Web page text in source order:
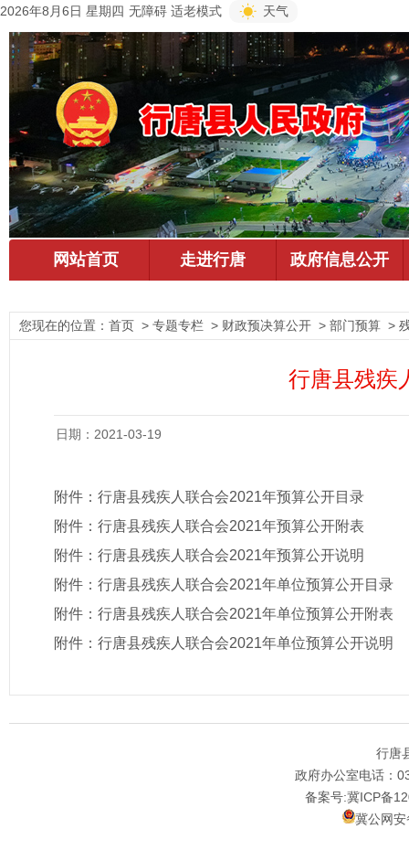
2026年8月6日 星期四 无障碍 适老模式 天气
您现在的位置： 首页 > 专题专栏 > 财政预决算公开 > 部门预算 >
行唐县残疾
日期：2021-03-19
附件： 行唐县残疾人联合会2021年预算公开目录
附件： 行唐县残疾人联合会2021年预算公开附表
附件： 行唐县残疾人联合会2021年预算公开说明
附件： 行唐县残疾人联合会2021年单位预算公开目录
附件： 行唐县残疾人联合会2021年单位预算公开附表
附件： 行唐县残疾人联合会2021年单位预算公开说明